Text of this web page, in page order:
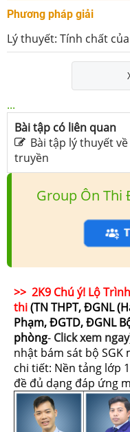
Phương pháp giải
Lý thuyết: Tính chất
...
Bài tập có liên quan
Bài tập lý thuyết
truyền
Group Ôn Thi
>> 2K9 Chú ý! Lộ
thi(TN THPT, ĐGNL
Phạm, ĐGTD, ĐGNL
phòng- Click xem ngay
nhật bám sát bộ SGK
chi tiết: Nền tảng lớp
đề đủ dạng đáp ứng